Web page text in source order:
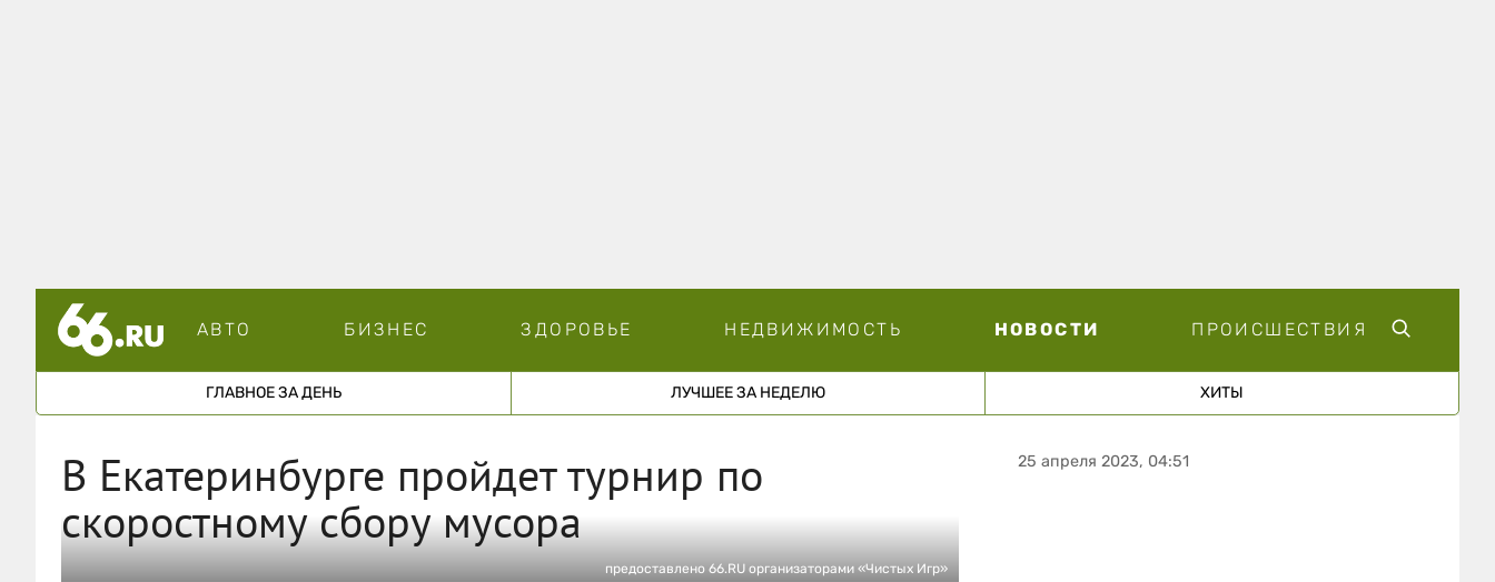
АВТО БИЗНЕС ЗДОРОВЬЕ НЕДВИЖИМОСТЬ НОВОСТИ ПРОИСШЕСТВИЯ
ГЛАВНОЕ ЗА ДЕНЬ ЛУЧШЕЕ ЗА НЕДЕЛЮ ХИТЫ
В Екатеринбурге пройдет турнир по
скоростному сбору мусора
предоставлено 66.RU организаторами «Чистых Игр»
25 апреля 2023, 04:51